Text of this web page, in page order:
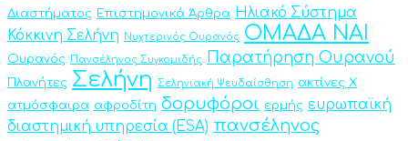
Διαστήματος Επιστημονικά Άρθρα Ηλιακό Σύστημα
Κόκκινη Σελήνη
Νυχτερινός Ουρανός ΟΜΑΔΑ ΝΑΙ
Ουρανός Πανσέληνος Συγκομιδής Παρατήρηση Ουρανού
Πλανήτες Σελήνη Σεληνιακή Ψευδαίσθηση
ακτίνες Χ
ατμόσφαιρα αφροδίτη δορυφόροι ερμής ευρωπαϊκή
διαστημική υπηρεσία (ESA) πανσέληνος